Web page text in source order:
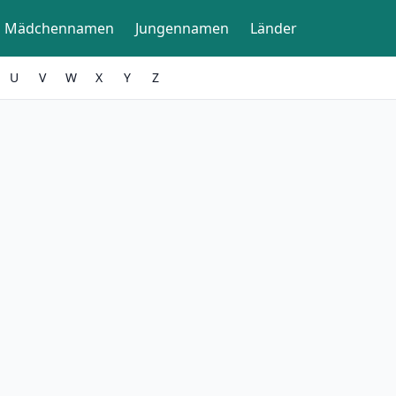
Mädchennamen Jungennamen Länder
U V W X Y Z